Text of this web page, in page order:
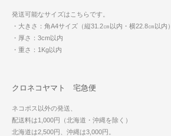
発送可能なサイズはこちらです。
・大きさ：角A4サイズ（縦31.2㎝以内・横22.8㎝以内）
・厚さ：3cm以内
・重さ：1Kg以内
クロネコヤマト 宅急便
ネコポス以外の発送、
配送料は1,000円（北海道・沖縄を除く）
北海道は2,500円、沖縄は3,000円。